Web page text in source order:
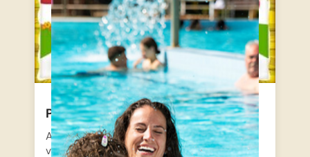
Pocoyo magyarul – Autóverseny
A motorok felbőgnek és a színes
versenyautók felsorakoznak a rajtvonalnál,…